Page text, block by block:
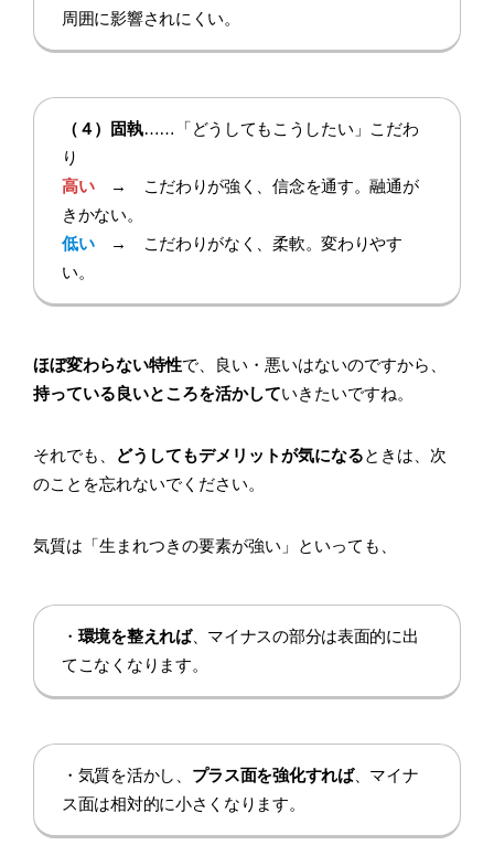
周囲に影響されにくい。
（４）固執……「どうしてもこうしたい」こだわ
り
高い→ こだわりが強く、信念を通す。融通が
きかない。
低い→ こだわりがなく、柔軟。変わりやす
い。
ほぼ変わらない特性で、良い・悪いはないのですから、
持っている良いところを活かしていきたいですね。
それでも、 どうしてもデメリットが気になるときは、次
のことを忘れないでください。
気質は「生まれつきの要素が強い」といっても、
・ 環境を整えれば、マイナスの部分は表面的に出
てこなくなります。
・気質を活かし、 プラス面を強化すれば、マイナ
ス面は相対的に小さくなります。